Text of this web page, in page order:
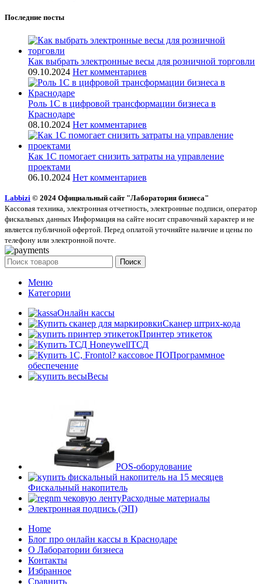
Последние посты
Как выбрать электронные весы для розничной торговли
09.10.2024 Нет комментариев
Роль 1С в цифровой трансформации бизнеса в
Краснодаре
08.10.2024 Нет комментариев
Как 1С помогает снизить затраты на управление
проектами
06.10.2024 Нет комментариев
Labbizi © 2024 Официальный сайт "Лаборатория бизнеса"
Кассовая техника, электронная отчетность, электронные подписи, оператор
фискальных данных Информация на сайте носит справочный характер и не
является публичной офертой. Перед оплатой уточняйте наличие и цены по
телефону или электронной почте.
Поиск
Меню
Категории
Онлайн кассы
Сканер штрих-кода
Принтер этикеток
ТСД
Программное
обеспечение
Весы
POS-оборудование
Фискальный накопитель
Расходные материалы
Электронная подпись (ЭП)
Home
Блог про онлайн кассы в Краснодаре
О Лаборатории бизнеса
Контакты
Избранное
Сравнить